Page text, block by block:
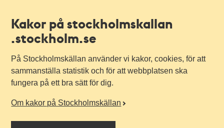
Kakor på stockholmskallan
.stockholm.se
På Stockholmskällan använder vi kakor, cookies, för att
sammanställa statistik och för att webbplatsen ska
fungera på ett bra sätt för dig.
Om kakor på Stockholmskällan